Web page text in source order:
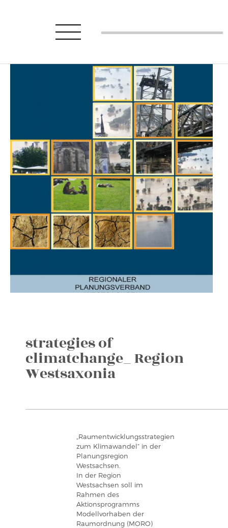
strategies of
climatchange_ Region
Westsaxonia
„Raumentwicklungsstrategien
zum Klimawandel“ in der
Planungsregion
Westsachsen.
In der Region
Westsachsen soll im
Rahmen des
Aktionsprogramms
Modellvorhaben der
Raumordnung (MORO)